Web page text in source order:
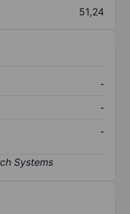
51,24
-
-
-